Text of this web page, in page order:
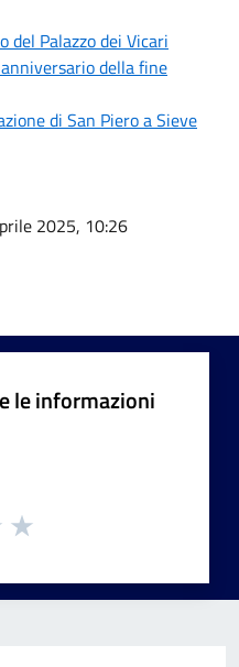
Palazzo dei Vicari
della fine
di San Piero a Sieve
2025, 10:26
le informazioni